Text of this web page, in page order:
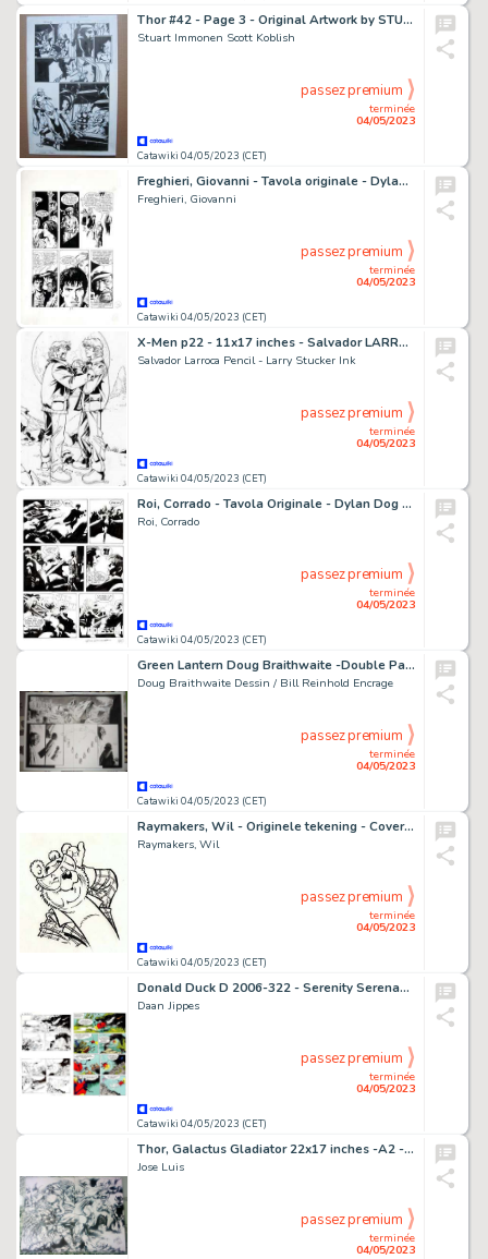
Thor #42 - Page 3 - Original Artwork by STUART IMMONEN SCOTT KOBLISH
Stuart Immonen Scott Koblish
Catawiki 04/05/2023 (CET)
terminée
04/05/2023
passez premium
Freghieri, Giovanni - Tavola originale - Dylan Dog
Freghieri, Giovanni
Catawiki 04/05/2023 (CET)
terminée
04/05/2023
passez premium
X-Men p22 - 11x17 inches - Salvador LARROCA - SPLASH PAGE - Uncanny X-MEN #391 - Page volante - Exemplaire unique - (2001)
Salvador Larroca Pencil - Larry Stucker Ink
Catawiki 04/05/2023 (CET)
terminée
04/05/2023
passez premium
Roi, Corrado - Tavola Originale - Dylan Dog Speciale #19 "La peste" - (2005)
Roi, Corrado
Catawiki 04/05/2023 (CET)
terminée
04/05/2023
passez premium
Green Lantern Doug Braithwaite -Double Page - 22x17 - A2 - BRAVE AND BOLD #20 - Page volante - Exemplaire unique - (2009)
Doug Braithwaite Dessin / Bill Reinhold Encrage
Catawiki 04/05/2023 (CET)
terminée
04/05/2023
passez premium
Raymakers, Wil - Originele tekening - Cover - Bommel en Tom Poes - De Zonnige Kijk - (2013)
Raymakers, Wil
Catawiki 04/05/2023 (CET)
terminée
04/05/2023
passez premium
Donald Duck D 2006-322 - Serenity Serenade - Original Inked Comic Page by Daan Jippes - page 6 (2006)
Daan Jippes
Catawiki 04/05/2023 (CET)
terminée
04/05/2023
passez premium
Thor, Galactus Gladiator 22x17 inches -A2 - Encré - Jose Luis - Tyran VS Beta Ray Bill, Gladiator et Galactus - Page volante - Exemplaire unique - (2014)
Jose Luis
terminée
04/05/2023
passez premium